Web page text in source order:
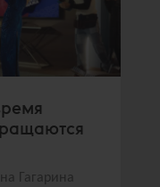
Гагарина